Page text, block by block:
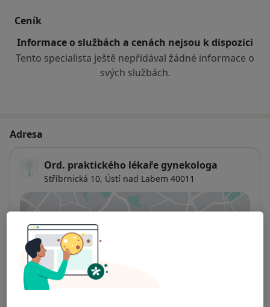
Ceník
Informace o službách a cenách nejsou k dispozici
Tento specialista ještě nepřidával žádné informace o
svých službách.
Adresa
Ord. praktického lékaře gynekologa
Stříbrnická 10, Ústí nad Labem 40011
Dostupnost
Na této adrese online kalendář není aktivní
Co mám v takové situaci udělat?